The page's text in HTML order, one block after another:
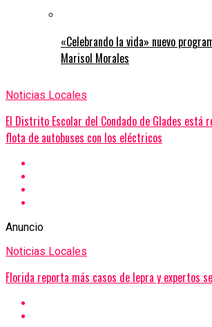
«Celebrando la vida» nuevo
Marisol Morales
Noticias Locales
El Distrito Escolar del Condado de Glades está
flota de autobuses con los eléctricos
Anuncio
Noticias Locales
Florida reporta más casos de lepra y expertos